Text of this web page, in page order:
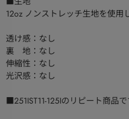
12oz ノンストレッチ生地を使用
透け感：なし
裏 地：なし
伸縮性：なし
光沢感：なし
■251IST11-125Iのリピート商品で